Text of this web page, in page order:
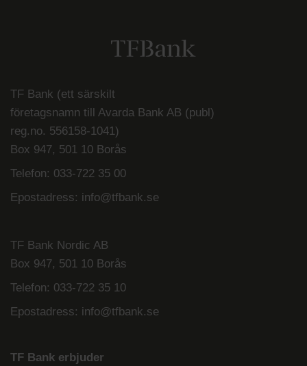
TF Bank (ett särskilt
företagsnamn till Avarda Bank AB (publ)
reg.no. 556158-1041)
Box 947, 501 10 Borås
Telefon: 033-722 35 00
Epostadress: info@tfbank.se
TF Bank Nordic AB
Box 947, 501 10 Borås
Telefon: 033-722 35 10
Epostadress: info@tfbank.se
TF Bank erbjuder